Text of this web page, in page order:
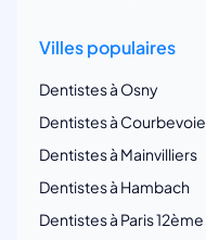
Villes populaires
Dentistes à Osny
Dentistes à Courbevoie
Dentistes à Mainvilliers
Dentistes à Hambach
Dentistes à Paris 12ème